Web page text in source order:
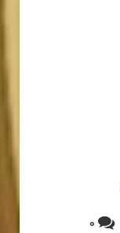
0